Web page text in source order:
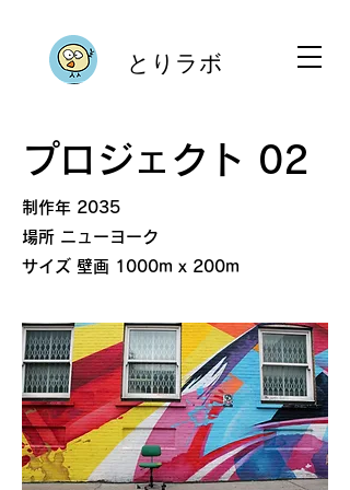
とりラボ
プロジェクト 02
​制作年 2035
場所 ニューヨーク
サイズ 壁画 1000m x 200m